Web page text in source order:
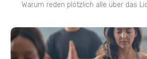
Warum reden plötzlich alle über das